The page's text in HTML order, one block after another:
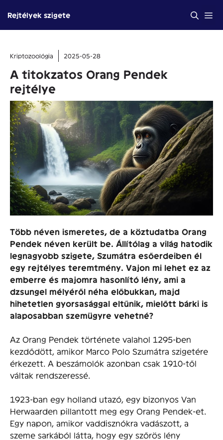
tartalomba
Rejtélyek szigete
Kriptozoológia 2025-05-28
A titokzatos Orang Pendek
rejtélye
Több néven ismeretes, de a köztudatba Orang
Pendek néven került be. Állítólag a világ hatodik
legnagyobb szigete, Szumátra esőerdeiben él
egy rejtélyes teremtmény. Vajon mi lehet ez az
emberre és majomra hasonlító lény, ami a
dzsungel mélyéről néha előbukkan, majd
hihetetlen gyorsasággal eltűnik, mielőtt bárki is
alaposabban szemügyre vehetné?
Az Orang Pendek története valahol 1295-ben
kezdődött, amikor Marco Polo Szumátra szigetére
érkezett. A beszámolók azonban csak 1910-től
váltak rendszeressé.
1923-ban egy holland utazó, egy bizonyos Van
Herwaarden pillantott meg egy Orang Pendek-et.
Egy napon, amikor vaddisznókra vadászott, a
szeme sarkából látta, hogy egy szőrös lény